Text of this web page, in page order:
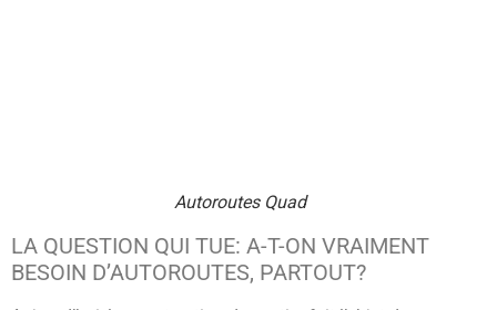
Autoroutes Quad
LA QUESTION QUI TUE: A-T-ON VRAIMENT
BESOIN D’AUTOROUTES, PARTOUT?